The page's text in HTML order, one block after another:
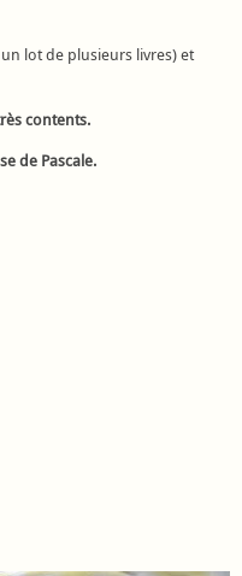
lot de plusieurs livres) et
contents.
de Pascale.